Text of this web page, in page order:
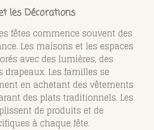
les Décorations
fêtes commence souvent des
Les maisons et les espaces
avec des lumières, des
drapeaux. Les familles se
en achetant des vêtements
des plats traditionnels. Les
de produits et de
à chaque fête.